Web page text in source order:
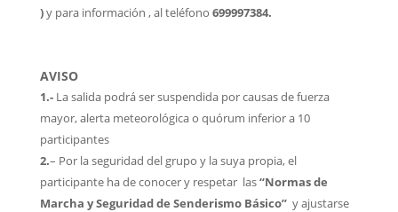
)y para información , al teléfono 699997384.
AVISO
1.-La salida podrá ser suspendida por causas de fuerza
mayor, alerta meteorológica o quórum inferior a 10
participantes
2.– Por la seguridad del grupo y la suya propia, el
participante ha de conocer y respetar las“Normas de
Marcha y Seguridad de Senderismo Básico”y ajustarse